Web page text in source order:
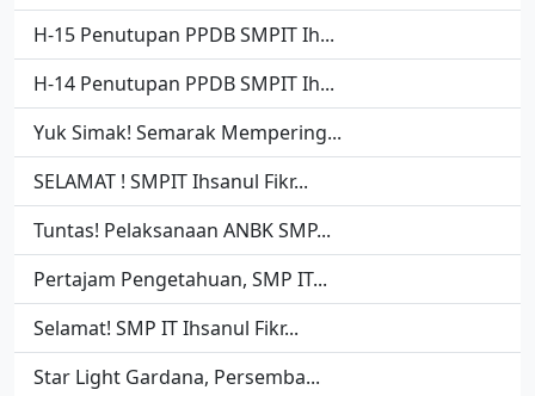
H-15 Penutupan PPDB SMPIT Ih...
H-14 Penutupan PPDB SMPIT Ih...
Yuk Simak! Semarak Mempering...
SELAMAT ! SMPIT Ihsanul Fikr...
Tuntas! Pelaksanaan ANBK SMP...
Pertajam Pengetahuan, SMP IT...
Selamat! SMP IT Ihsanul Fikr...
Star Light Gardana, Persemba...